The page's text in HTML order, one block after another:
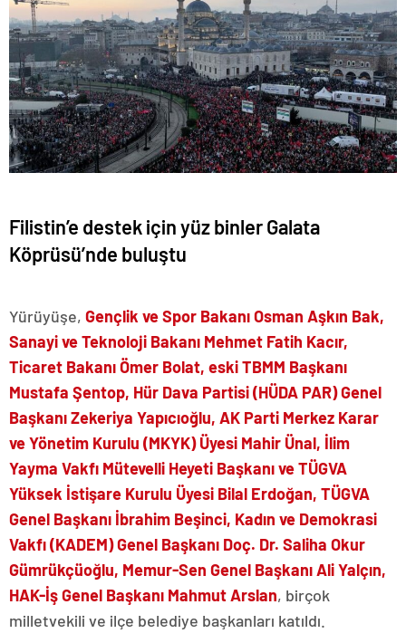
Filistin’e destek için yüz binler Galata
Köprüsü’nde buluştu
Yürüyüşe, Gençlik ve Spor Bakanı Osman Aşkın Bak,
Sanayi ve Teknoloji Bakanı Mehmet Fatih Kacır,
Ticaret Bakanı Ömer Bolat, eski TBMM Başkanı
Mustafa Şentop, Hür Dava Partisi (HÜDA PAR) Genel
Başkanı Zekeriya Yapıcıoğlu, AK Parti Merkez Karar
ve Yönetim Kurulu (MKYK) Üyesi Mahir Ünal, İlim
Yayma Vakfı Mütevelli Heyeti Başkanı ve TÜGVA
Yüksek İstişare Kurulu Üyesi Bilal Erdoğan, TÜGVA
Genel Başkanı İbrahim Beşinci, Kadın ve Demokrasi
Vakfı (KADEM) Genel Başkanı Doç. Dr. Saliha Okur
Gümrükçüoğlu, Memur-Sen Genel Başkanı Ali Yalçın,
HAK-İş Genel Başkanı Mahmut Arslan, birçok
milletvekili ve ilçe belediye başkanları katıldı.